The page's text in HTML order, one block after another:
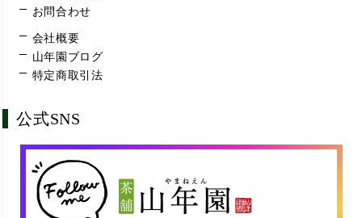
お問合わせ
会社概要
山年園ブログ
特定商取引法
公式SNS